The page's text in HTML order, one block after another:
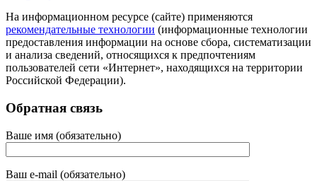
На информационном ресурсе (сайте) применяются
рекомендательные технологии (информационные технологии
предоставления информации на основе сбора, систематизации
и анализа сведений, относящихся к предпочтениям
пользователей сети «Интернет», находящихся на территории
Российской Федерации).
Обратная связь
Ваше имя (обязательно)
Ваш e-mail (обязательно)